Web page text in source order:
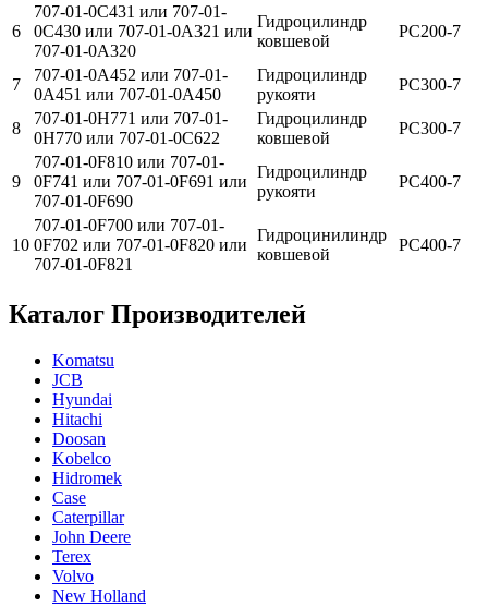
6
707-01-0С431 или 707-01-
0C430 или 707-01-0A321 или
707-01-0A320
Гидроцилиндр
ковшевой
PC200-7
7
707-01-0A452 или 707-01-
0A451 или 707-01-0A450
Гидроцилиндр
рукояти
PC300-7
8
707-01-0H771 или 707-01-
0H770 или 707-01-0C622
Гидроцилиндр
ковшевой
PC300-7
9
707-01-0F810 или 707-01-
0F741 или 707-01-0F691 или
707-01-0F690
Гидроцилиндр
рукояти
PC400-7
10
707-01-0F700 или 707-01-
0F702 или 707-01-0F820 или
707-01-0F821
Гидроцинилиндр
ковшевой
PC400-7
Каталог Производителей
Komatsu
JCB
Hyundai
Hitachi
Doosan
Kobelco
Hidromek
Case
Caterpillar
John Deere
Terex
Volvo
New Holland